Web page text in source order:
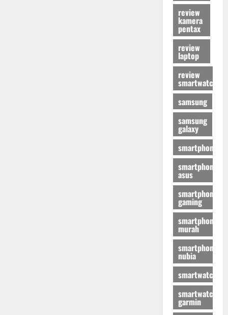
review
kamera
pentax
review
laptop
review
smartwatch
samsung
samsung
galaxy
smartphone
smartphone
asus
smartphone
gaming
smartphone
murah
smartphone
nubia
smartwatch
smartwatch
garmin